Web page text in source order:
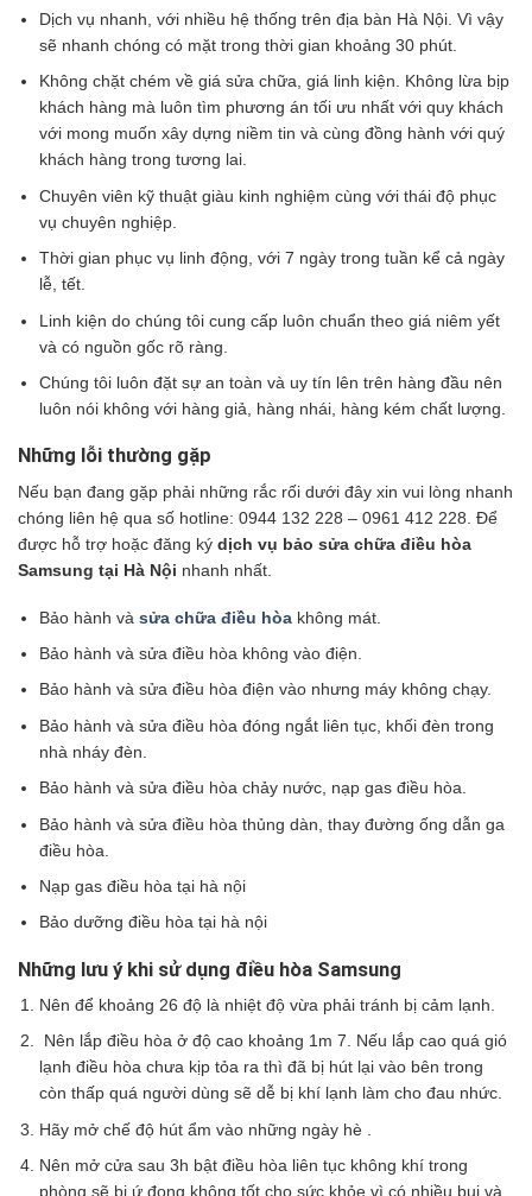
Dịch vụ nhanh, với nhiều hệ thống trên địa bàn Hà Nội. Vì vậy
sẽ nhanh chóng có mặt trong thời gian khoảng 30 phút.
Không chặt chém về giá sửa chữa, giá linh kiện. Không lừa bịp
khách hàng mà luôn tìm phương án tối ưu nhất với quy khách
với mong muốn xây dựng niềm tin và cùng đồng hành với quý
khách hàng trong tương lai.
Chuyên viên kỹ thuật giàu kinh nghiệm cùng với thái độ phục
vụ chuyên nghiệp.
Thời gian phục vụ linh động, với 7 ngày trong tuần kể cả ngày
lễ, tết.
Linh kiện do chúng tôi cung cấp luôn chuẩn theo giá niêm yết
và có nguồn gốc rõ ràng.
Chúng tôi luôn đặt sự an toàn và uy tín lên trên hàng đầu nên
luôn nói không với hàng giả, hàng nhái, hàng kém chất lượng.
Những lỗi thường gặp
Nếu bạn đang gặp phải những rắc rối dưới đây xin vui lòng nhanh
chóng liên hệ qua số hotline: 0944 132 228 – 0961 412 228. Để
được hỗ trợ hoặc đăng ký dịch vụ bảo sửa chữa điều hòa
Samsung tại Hà Nội nhanh nhất.
Bảo hành vàsửa chữa điều hòa không mát.
Bảo hành và sửa điều hòa không vào điện.
Bảo hành và sửa điều hòa điện vào nhưng máy không chạy.
Bảo hành và sửa điều hòa đóng ngắt liên tục, khối đèn trong
nhà nháy đèn.
Bảo hành và sửa điều hòa chảy nước, nạp gas điều hòa.
Bảo hành và sửa điều hòa thủng dàn, thay đường ống dẫn ga
điều hòa.
Nạp gas điều hòa tại hà nội
Bảo dưỡng điều hòa tại hà nội
Những lưu ý khi sử dụng điều hòa Samsung
Nên để khoảng 26 độ là nhiệt độ vừa phải tránh bị cảm lạnh.
Nên lắp điều hòa ở độ cao khoảng 1m 7. Nếu lắp cao quá gió
lạnh điều hòa chưa kịp tỏa ra thì đã bị hút lại vào bên trong
còn thấp quá người dùng sẽ dễ bị khí lạnh làm cho đau nhức.
Hãy mở chế độ hút ẩm vào những ngày hè .
Nên mở cửa sau 3h bật điều hòa liên tục không khí trong
phòng sẽ bị ứ đọng không tốt cho sức khỏe vì có nhiều bụi và